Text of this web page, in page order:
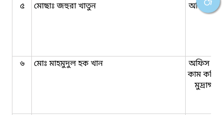
৫ মোছাঃ জহুরা খাতুন অফিস
৬ মোঃ মাহমুদুল হক খান
অফিস
কাম